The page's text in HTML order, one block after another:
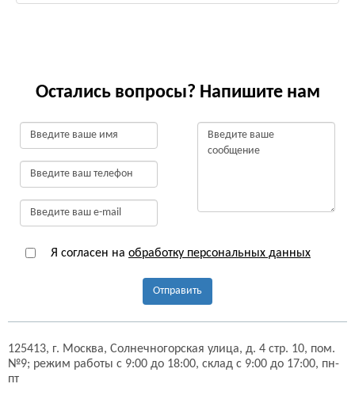
Остались вопросы? Напишите нам
Я согласен на обработку персональных данных
Отправить
125413, г. Москва, Солнечногорская улица, д. 4 стр. 10, пом.
№9; режим работы с 9:00 до 18:00, склад с 9:00 до 17:00, пн-
пт